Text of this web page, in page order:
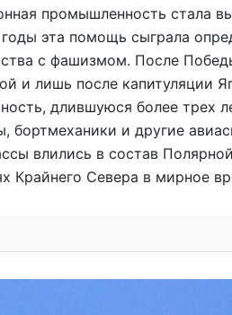
промышленность стала
эта помощь сыграла
с фашизмом. После
и лишь после капитуляции
длившуюся более трех
бортмеханики и другие
влились в состав
Крайнего Севера в мирное